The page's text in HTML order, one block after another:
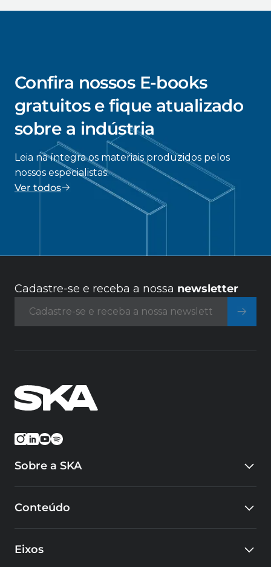
Confira nossos E-books
gratuitos e fique atualizado
sobre a indústria
Leia na íntegra os materiais produzidos pelos
nossos especialistas.
Ver todos
Cadastre-se e receba a nossa newsletter
Sobre a SKA
Eventos
Educacional
Conteúdo
Cases
Eixos